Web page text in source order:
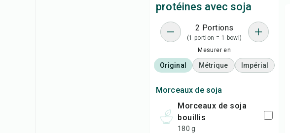
protéines avec soja
2 Portions
(1 portion = 1 bowl)
Mesurer en
Original Métrique Impérial
Morceaux de soja
morceaux de soja
bouillis
180 g